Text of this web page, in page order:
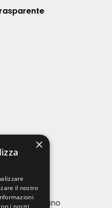
– Milano
×
il nostro
i nostri